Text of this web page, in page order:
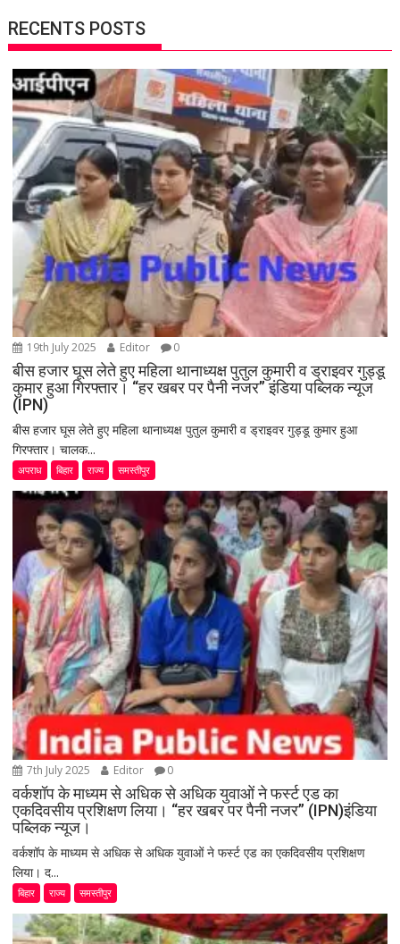
RECENTS POSTS
19th July 2025 Editor 0
बीस हजार घूस लेते हुए महिला थानाध्यक्ष पुतुल कुमारी व ड्राइवर गुड्डू
कुमार हुआ गिरफ्तार। “हर खबर पर पैनी नजर” इंडिया पब्लिक न्यूज
(IPN)
बीस हजार घूस लेते हुए महिला थानाध्यक्ष पुतुल कुमारी व ड्राइवर गुड्डू कुमार हुआ
गिरफ्तार। चालक...
अपराध बिहार राज्य समस्तीपुर
7th July 2025 Editor 0
वर्कशॉप के माध्यम से अधिक से अधिक युवाओं ने फर्स्ट एड का
एकदिवसीय प्रशिक्षण लिया। “हर खबर पर पैनी नजर” (IPN)इंडिया
पब्लिक न्यूज।
वर्कशॉप के माध्यम से अधिक से अधिक युवाओं ने फर्स्ट एड का एकदिवसीय प्रशिक्षण
लिया। द...
बिहार राज्य समस्तीपुर